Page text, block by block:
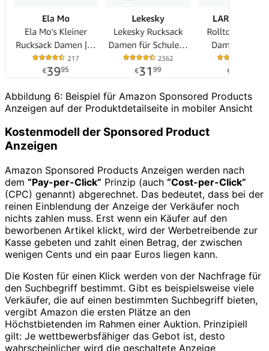
Abbildung 6: Beispiel für Amazon Sponsored Products
Anzeigen auf der Produktdetailseite in mobiler Ansicht
Kostenmodell der Sponsored Product
Anzeigen
Amazon Sponsored Products Anzeigen werden nach
dem “Pay-per-Click” Prinzip (auch “Cost-per-Click”
(CPC) genannt) abgerechnet. Das bedeutet, dass bei der
reinen Einblendung der Anzeige der Verkäufer noch
nichts zahlen muss. Erst wenn ein Käufer auf den
beworbenen Artikel klickt, wird der Werbetreibende zur
Kasse gebeten und zahlt einen Betrag, der zwischen
wenigen Cents und ein paar Euros liegen kann.
Die Kosten für einen Klick werden von der Nachfrage für
den Suchbegriff bestimmt. Gibt es beispielsweise viele
Verkäufer, die auf einen bestimmten Suchbegriff bieten,
vergibt Amazon die ersten Plätze an den
Höchstbietenden im Rahmen einer Auktion. Prinzipiell
gilt: Je wettbewerbsfähiger das Gebot ist, desto
wahrscheinlicher wird die geschaltete Anzeige